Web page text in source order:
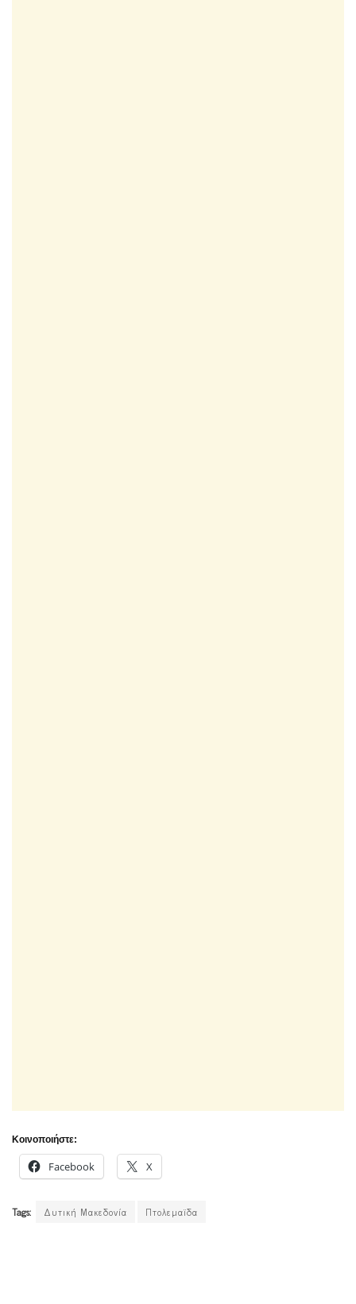
Κοινοποιήστε:
Facebook X
Tags: Δυτική Μακεδονία Πτολεμαϊδα